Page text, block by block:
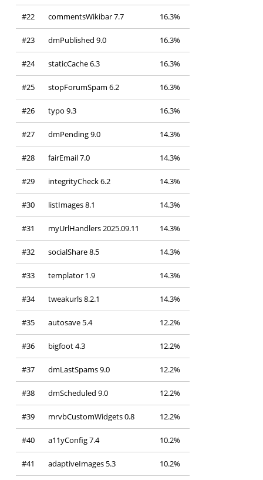
#22 commentsWikibar 7.7 16.3%
#23 dmPublished 9.0 16.3%
#24 staticCache 6.3 16.3%
#25 stopForumSpam 6.2 16.3%
#26 typo 9.3 16.3%
#27 dmPending 9.0 14.3%
#28 fairEmail 7.0 14.3%
#29 integrityCheck 6.2 14.3%
#30 listImages 8.1 14.3%
#31 myUrlHandlers 2025.09.11 14.3%
#32 socialShare 8.5 14.3%
#33 templator 1.9 14.3%
#34 tweakurls 8.2.1 14.3%
#35 autosave 5.4 12.2%
#36 bigfoot 4.3 12.2%
#37 dmLastSpams 9.0 12.2%
#38 dmScheduled 9.0 12.2%
#39 mrvbCustomWidgets 0.8 12.2%
#40 a11yConfig 7.4 10.2%
#41 adaptiveImages 5.3 10.2%